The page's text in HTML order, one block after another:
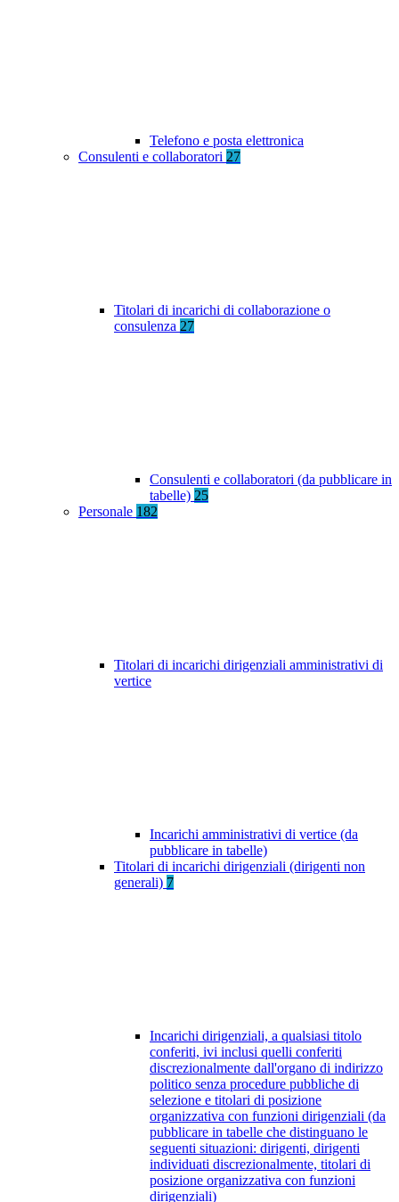
Telefono e posta elettronica
Consulenti e collaboratori 27
Titolari di incarichi di collaborazione o
consulenza 27
Consulenti e collaboratori (da pubblicare in
tabelle) 25
Personale 182
Titolari di incarichi dirigenziali amministrativi di
vertice
Incarichi amministrativi di vertice (da
pubblicare in tabelle)
Titolari di incarichi dirigenziali (dirigenti non
generali) 7
Incarichi dirigenziali, a qualsiasi titolo
conferiti, ivi inclusi quelli conferiti
discrezionalmente dall'organo di indirizzo
politico senza procedure pubbliche di
selezione e titolari di posizione
organizzativa con funzioni dirigenziali (da
pubblicare in tabelle che distinguano le
seguenti situazioni: dirigenti, dirigenti
individuati discrezionalmente, titolari di
posizione organizzativa con funzioni
dirigenziali)